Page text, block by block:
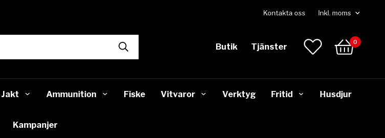
Kontakta oss
Butik Tjänster
0
Jakt Ammunition Fiske Vitvaror Verktyg Fritid Husdjur
Kampanjer